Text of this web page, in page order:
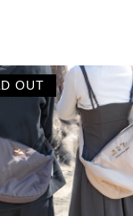
OUT